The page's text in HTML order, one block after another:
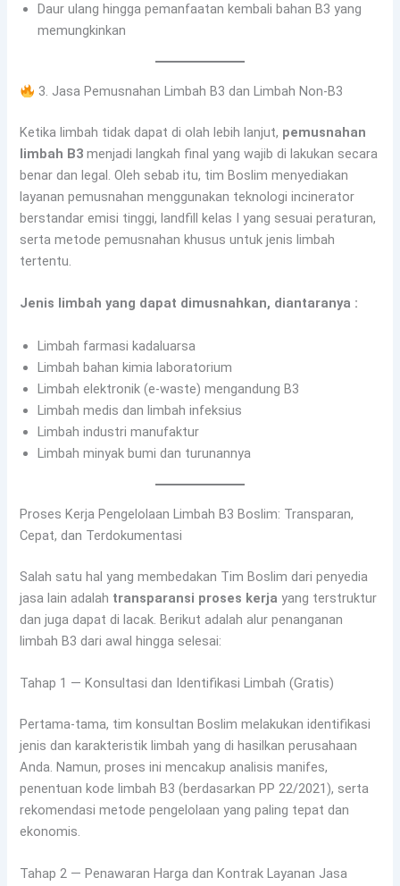
Daur ulang hingga pemanfaatan kembali bahan B3 yang
memungkinkan
3. Jasa Pemusnahan Limbah B3 dan Limbah Non-B3
Ketika limbah tidak dapat di olah lebih lanjut, pemusnahan
limbah B3 menjadi langkah final yang wajib di lakukan secara
benar dan legal. Oleh sebab itu, tim Boslim menyediakan
layanan pemusnahan menggunakan teknologi incinerator
berstandar emisi tinggi, landfill kelas I yang sesuai peraturan,
serta metode pemusnahan khusus untuk jenis limbah
tertentu.
Jenis limbah yang dapat dimusnahkan, diantaranya :
Limbah farmasi kadaluarsa
Limbah bahan kimia laboratorium
Limbah elektronik (e-waste) mengandung B3
Limbah medis dan limbah infeksius
Limbah industri manufaktur
Limbah minyak bumi dan turunannya
Proses Kerja Pengelolaan Limbah B3 Boslim: Transparan,
Cepat, dan Terdokumentasi
Salah satu hal yang membedakan Tim Boslim dari penyedia
jasa lain adalah transparansi proses kerja yang terstruktur
dan juga dapat di lacak. Berikut adalah alur penanganan
limbah B3 dari awal hingga selesai:
Tahap 1 — Konsultasi dan Identifikasi Limbah (Gratis)
Pertama-tama, tim konsultan Boslim melakukan identifikasi
jenis dan karakteristik limbah yang di hasilkan perusahaan
Anda. Namun, proses ini mencakup analisis manifes,
penentuan kode limbah B3 (berdasarkan PP 22/2021), serta
rekomendasi metode pengelolaan yang paling tepat dan
ekonomis.
Tahap 2 — Penawaran Harga dan Kontrak Layanan Jasa